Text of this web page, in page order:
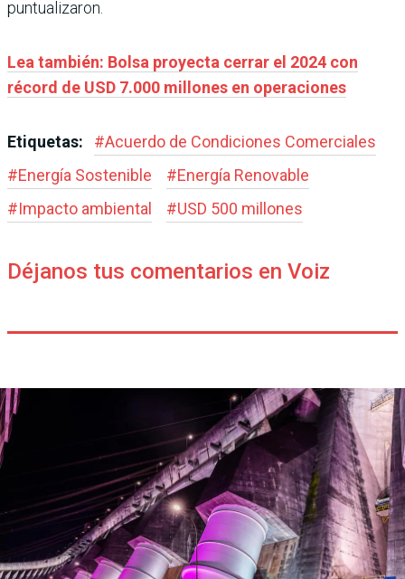
puntualizaron.
Lea también: Bolsa proyecta cerrar el 2024 con
récord de USD 7.000 millones en operaciones
Etiquetas: #Acuerdo de Condiciones Comerciales
#Energía Sostenible #Energía Renovable
#Impacto ambiental #USD 500 millones
Déjanos tus comentarios en Voiz